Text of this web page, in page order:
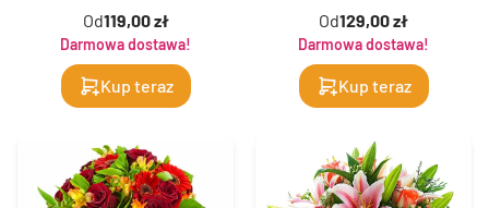
Od119,00 zł
Darmowa dostawa!
Kup teraz
Od129,00 zł
Darmowa dostawa!
Kup teraz